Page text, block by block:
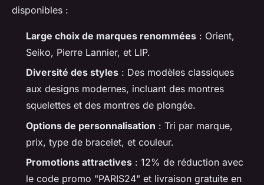
disponibles :
Large choix de marques renommées : Orient,
Seiko, Pierre Lannier, et LIP.
Diversité des styles : Des modèles classiques
aux designs modernes, incluant des montres
squelettes et des montres de plongée.
Options de personnalisation : Tri par marque,
prix, type de bracelet, et couleur.
Promotions attractives : 12% de réduction avec
le code promo "PARIS24" et livraison gratuite en